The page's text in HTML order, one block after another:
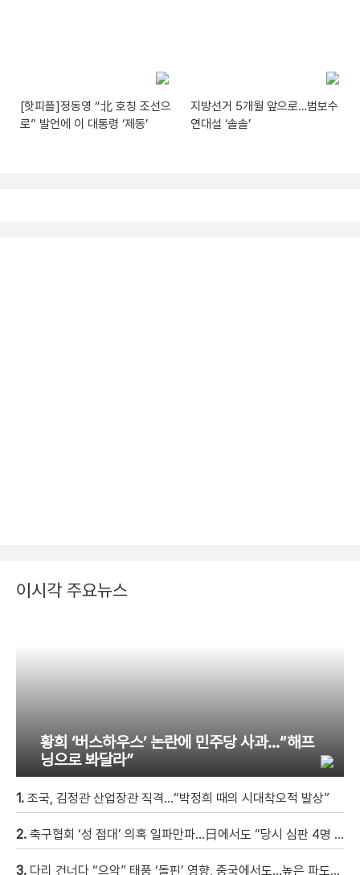
[핫피플]정동영 “北 호칭 조선으
로” 발언에 이 대통령 ‘제동’
지방선거 5개월 앞으로…범보수
연대설 ‘솔솔’
이시각 주요뉴스
황희 ‘버스하우스’ 논란에 민주당 사과…“해프
닝으로 봐달라”
1. 조국, 김정관 산업장관 직격…“박정희 때의 시대착오적 발상”
2. 축구협회 ‘성 접대’ 의혹 일파만파…日에서도 “당시 심판 4명 조사 착수”
3. 다리 건너다 “으악” 태풍 ‘돌핀’ 영향, 중국에서도…높은 파도에 휩쓸려 9세 아이 실종 [현장영상]